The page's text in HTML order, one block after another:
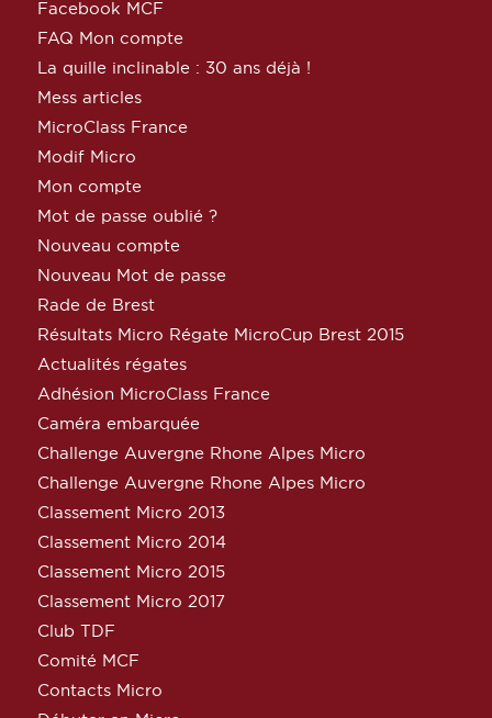
Facebook MCF
FAQ Mon compte
La quille inclinable : 30 ans déjà !
Mess articles
MicroClass France
Modif Micro
Mon compte
Mot de passe oublié ?
Nouveau compte
Nouveau Mot de passe
Rade de Brest
Résultats Micro Régate MicroCup Brest 2015
Actualités régates
Adhésion MicroClass France
Caméra embarquée
Challenge Auvergne Rhone Alpes Micro
Challenge Auvergne Rhone Alpes Micro
Classement Micro 2013
Classement Micro 2014
Classement Micro 2015
Classement Micro 2017
Club TDF
Comité MCF
Contacts Micro